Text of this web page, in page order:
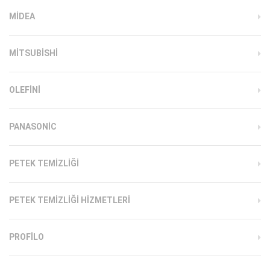
MIDEA
MITSUBISHI
OLEFINI
PANASONIC
PETEK TEMIZLIĞI
PETEK TEMIZLIĞI HIZMETLERI
PROFILO